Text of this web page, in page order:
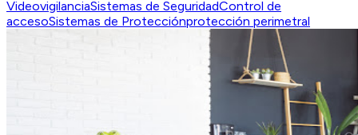
VideovigilanciaSistemas de SeguridadControl de
accesoSistemas de Protecciónprotección perimetral